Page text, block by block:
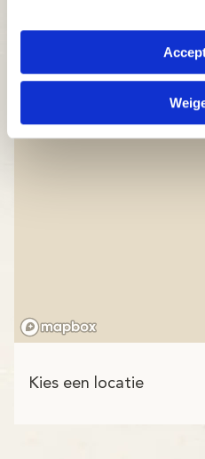
Kies een locatie